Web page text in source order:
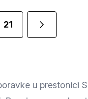
21
u prestonici